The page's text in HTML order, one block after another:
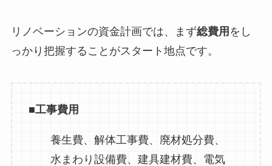
リノベーションの資金計画では、まず総費用 をし
っかり把握することがスタート地点です。
■工事費用
養生費、解体工事費、廃材処分費、
水まわり設備費、建具建材費、電気